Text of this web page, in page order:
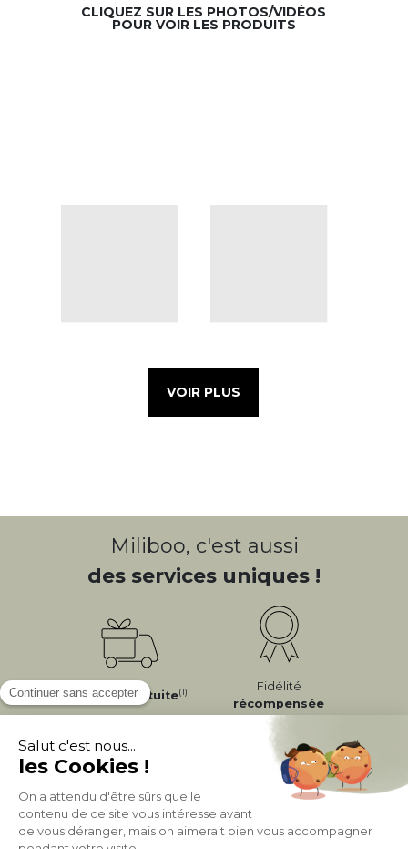
CLIQUEZ SUR LES PHOTOS/VIDÉOS
POUR VOIR LES PRODUITS
VOIR PLUS
Miliboo, c'est aussi
des services uniques !
LivraisonGratuite(1)
Fidélité
récompensée
Expéditionen
24/72h
Appelez-nous Au
050 92 00 74